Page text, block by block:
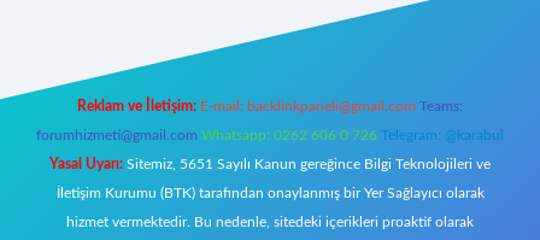
Reklam ve İletişim: E-mail: backlinkpaneli@gmail.com Teams:
forumhizmeti@gmail.com Whatsapp: 0262 606 0 726 Telegram: @karabul
Yasal Uyarı: Sitemiz, 5651 Sayılı Kanun gereğince Bilgi Teknolojileri ve
İletişim Kurumu (BTK) tarafından onaylanmış bir Yer Sağlayıcı olarak
hizmet vermektedir. Bu nedenle, sitedeki içerikleri proaktif olarak